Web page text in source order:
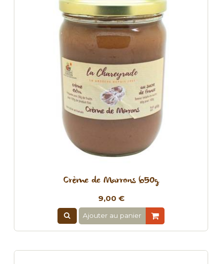
Crème de Marrons 650g
9,00 €
Ajouter au panier